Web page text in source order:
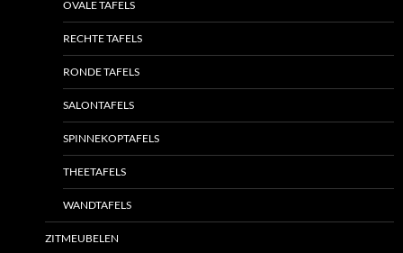
OVALE TAFELS
RECHTE TAFELS
RONDE TAFELS
SALONTAFELS
SPINNEKOPTAFELS
THEETAFELS
WANDTAFELS
ZITMEUBELEN